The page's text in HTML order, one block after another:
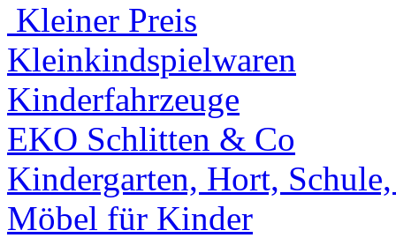
Kleiner Preis
Kleinkindspielwaren
Kinderfahrzeuge
EKO Schlitten & Co
Kindergarten, Hort,
Möbel für Kinder